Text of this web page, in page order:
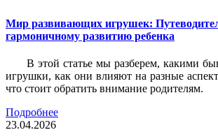
Мир развивающих игрушек:
гармоничному развитию ребенка
В этой статье мы разберем, какими
игрушки, как они влияют на разные
что стоит обратить внимание родителям.
Подробнее
23.04.2026